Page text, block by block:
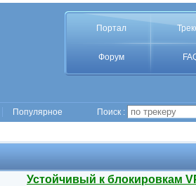
Портал
Форум
Популярное Поиск :
Устойчивый к блокировкам